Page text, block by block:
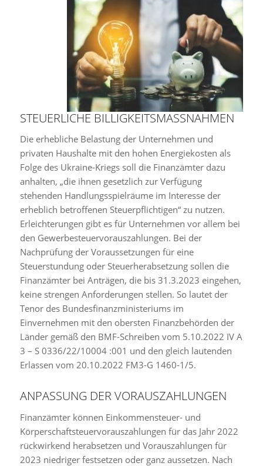
STEUERLICHE BILLIGKEITSMASSNAHMEN
Die erhebliche Belastung der Unternehmen und
privaten Haushalte mit den hohen Energiekosten als
Folge des Ukraine-Kriegs soll die Finanzämter dazu
anhalten, „die ihnen gesetzlich zur Verfügung
stehenden Handlungsspielräume im Interesse der
erheblich betroffenen Steuerpflichtigen“ zu nutzen.
Erleichterungen gibt es für Unternehmen vor allem bei
den Gewerbesteuervorauszahlungen. Bei der
Nachprüfung der Voraussetzungen für eine
Steuerstundung oder Steuerherabsetzung sollen die
Finanzämter bei Anträgen, die bis 31.3.2023 eingehen,
keine strengen Anforderungen stellen. So lautet der
Tenor des Bundesfinanzministeriums im
Einvernehmen mit den obersten Finanzbehörden der
Länder gemäß den BMF-Schreiben vom 5.10.2022 IV A
3 – S 0336/22/10004 :001 und den gleich lautenden
Erlassen vom 20.10.2022 FM3-G 1460-1/5.
ANPASSUNG DER VORAUSZAHLUNGEN
Finanzämter können Einkommensteuer- und
Körperschaftsteuervorauszahlungen für das Jahr 2022
rückwirkend herabsetzen und Vorauszahlungen für
2023 niedriger festsetzen oder ganz aussetzen. Nach